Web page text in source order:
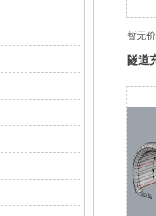
暂无
隧道